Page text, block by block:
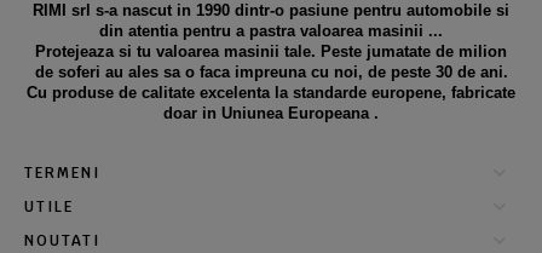
RIMI srl s-a nascut in 1990 dintr-o pasiune pentru automobile si
din atentia pentru a pastra valoarea masinii ...
Protejeaza si tu valoarea masinii tale. Peste jumatate de milion
de soferi au ales sa o faca impreuna cu noi, de peste 30 de ani.
Cu produse de calitate excelenta la standarde europene, fabricate
doar in Uniunea Europeana .
TERMENI
UTILE
NOUTATI